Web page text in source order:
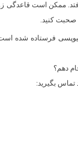
ممکن است قاعدگی
صحبت کنید.
فرستاده شده
دهم؟
تماس بگیرید: